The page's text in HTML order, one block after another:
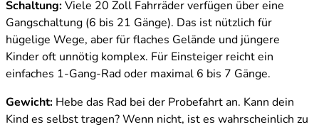
Schaltung: Viele 20 Zoll Fahrräder verfügen über eine
Gangschaltung (6 bis 21 Gänge). Das ist nützlich für
hügelige Wege, aber für flaches Gelände und jüngere
Kinder oft unnötig komplex. Für Einsteiger reicht ein
einfaches 1-Gang-Rad oder maximal 6 bis 7 Gänge.
Gewicht: Hebe das Rad bei der Probefahrt an. Kann dein
Kind es selbst tragen? Wenn nicht, ist es wahrscheinlich zu